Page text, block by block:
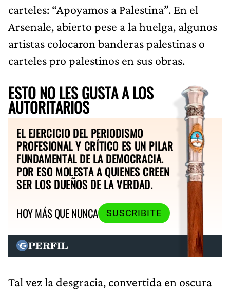
carteles: “Apoyamos a Palestina”. En el
Arsenale, abierto pese a la huelga, algunos
artistas colocaron banderas palestinas o
carteles pro palestinos en sus obras.
ESTO NO LES GUSTA A LOS
AUTORITARIOS
EL EJERCICIO DEL PERIODISMO
PROFESIONAL Y CRÍTICO ES UN PILAR
FUNDAMENTAL DE LA DEMOCRACIA.
POR ESO MOLESTA A QUIENES CREEN
SER LOS DUEÑOS DE LA VERDAD.
HOY MÁS QUE NUNCA
SUSCRIBITE
Tal vez la desgracia, convertida en oscura